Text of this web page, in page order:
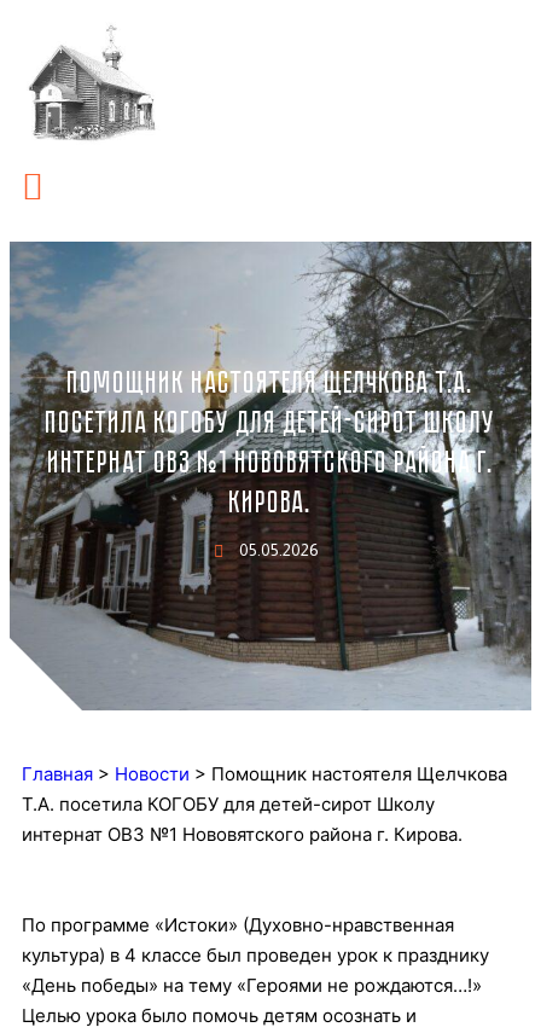
ПОМОЩНИК НАСТОЯТЕЛЯ ЩЕЛЧКОВА Т.А.
ПОСЕТИЛА КОГОБУ ДЛЯ ДЕТЕЙ-СИРОТ ШКОЛУ
ИНТЕРНАТ ОВЗ №1 НОВОВЯТСКОГО РАЙОНА Г.
КИРОВА.
05.05.2026
Главная > Новости > Помощник настоятеля Щелчкова
Т.А. посетила КОГОБУ для детей-сирот Школу
интернат ОВЗ №1 Нововятского района г. Кирова.
По программе «Истоки» (Духовно-нравственная
культура) в 4 классе был проведен урок к празднику
«День победы» на тему «Героями не рождаются…!»
Целью урока было помочь детям осознать и